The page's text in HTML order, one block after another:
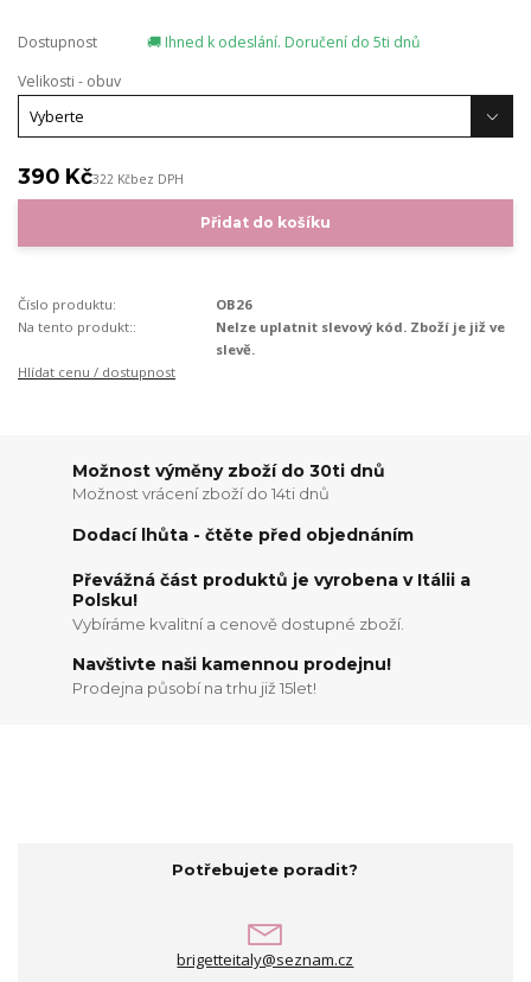
Dostupnost
🚚 Ihned k odeslání. Doručení do 5ti dnů
Velikosti - obuv
390 Kč322 Kčbez DPH
Přidat do košíku
Číslo produktu:
OB26
Na tento produkt::
Nelze uplatnit slevový kód. Zboží je již ve
slevě.
Hlídat cenu / dostupnost
Možnost výměny zboží do 30ti dnů
Možnost vrácení zboží do 14ti dnů
Dodací lhůta - čtěte před objednáním
Převážná část produktů je vyrobena v Itálii a
Polsku!
Vybíráme kvalitní a cenově dostupné zboží.
Navštivte naši kamennou prodejnu!
Prodejna působí na trhu již 15let!
Potřebujete poradit?
brigetteitaly@seznam.cz